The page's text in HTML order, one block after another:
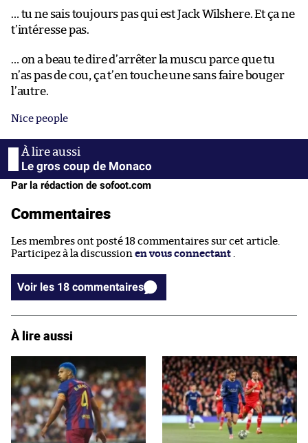
… tu ne sais toujours pas qui est Jack Wilshere. Et ça ne
t’intéresse pas.
… on a beau te dire d’arrêter la muscu parce que tu
n’as pas de cou, ça t’en touche une sans faire bouger
l’autre.
Nice people
Le gros coup de Monaco
Par la rédaction de sofoot.com
Commentaires
Les membres ont posté 18 commentaires sur cet article.
Participez à la discussion en vous connectant
Voir les 18 commentaires
À lire aussi